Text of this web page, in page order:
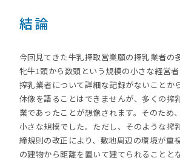
結論
今回見てきた牛乳搾取営業願の搾乳業者の
牝牛1頭から数頭という規模の小さな経営
搾乳業者について詳細な記録がないことか
体像を語ることはできませんが、多くの搾
業であったことが想像されます。そのため
小さな規模でした。ただし、そのような搾
締規則の改正により、敷地周辺の環境が重
の建物から距離を置いて建てられることと